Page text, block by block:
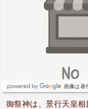
画像は著
御祭神は、景行天皇